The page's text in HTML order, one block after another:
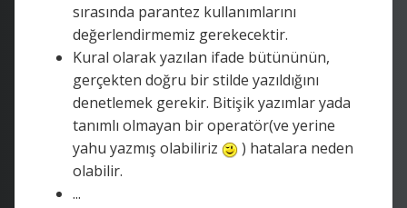
sırasında parantez kullanımlarını
değerlendirmemiz gerekecektir.
Kural olarak yazılan ifade bütününün,
gerçekten doğru bir stilde yazıldığını
denetlemek gerekir. Bitişik yazımlar yada
tanımlı olmayan bir operatör(ve yerine
yahu yazmış olabiliriz
) hatalara neden
olabilir.
...